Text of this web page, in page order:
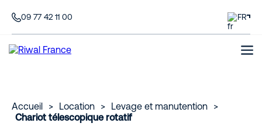
09 77 42 11 00 FR
Accueil > Location > Levage et manutention
>
Chariot télescopique rotatif